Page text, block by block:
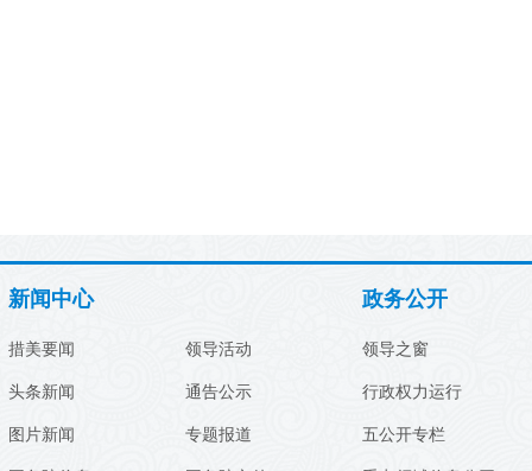
新闻中心
措美要闻
头条新闻
图片新闻
领导活动
通告公示
专题报道
政务公开
领导之窗
行政权力运行
五公开专栏